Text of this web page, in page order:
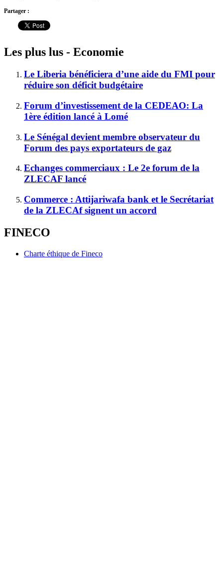
Partager :
Les plus lus - Economie
Le Liberia bénéficiera d’une aide du FMI pour
réduire son déficit budgétaire
Forum d’investissement de la CEDEAO: La
1ère édition lancé à Lomé
Le Sénégal devient membre observateur du
Forum des pays exportateurs de gaz
Echanges commerciaux : Le 2e forum de la
ZLECAF lancé
Commerce : Attijariwafa bank et le Secrétariat
de la ZLECAf signent un accord
FINECO
Charte éthique de Fineco